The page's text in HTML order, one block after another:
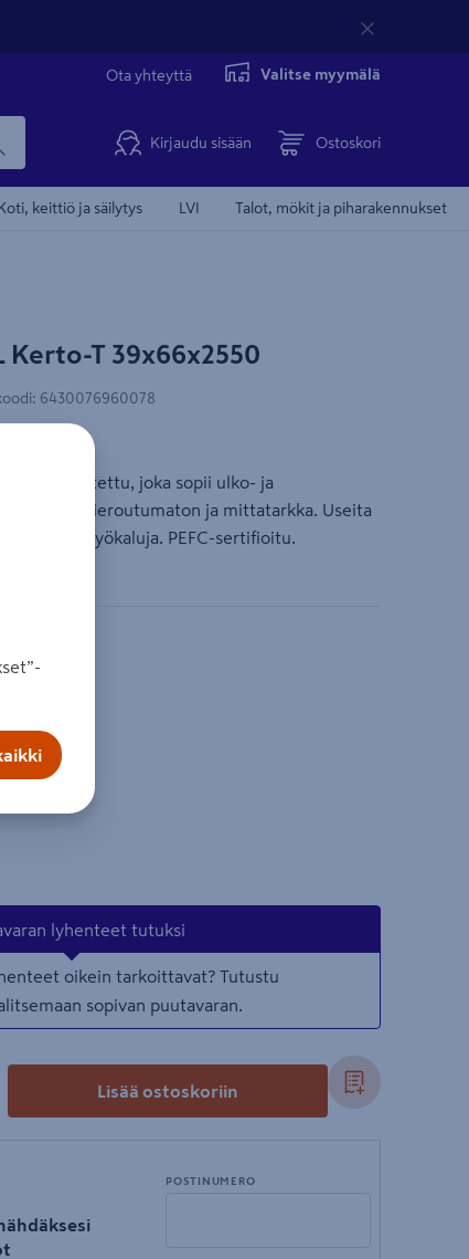
Ota yhteyttä Valitse myymälä
Kirjaudu sisään Ostoskori
keittiö ja säilytys LVI Talot, mökit ja piharakennukset
Kerto-T 39x66x2550
: 6430076960078
valmistettu, joka sopii ulko- ja
Suora, kieroutumaton ja mittatarkka. Useita
erikoistyökaluja. PEFC-sertifioitu.
lyhenteet tutuksi
oikein tarkoittavat? Tutustu
sopivan puutavaran.
Lisää ostoskoriin
POSTINUMERO